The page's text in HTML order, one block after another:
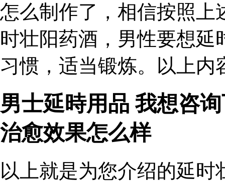
怎么制作了，相信按照上
时壮阳药酒，男性要想
习惯，适当锻炼。以上内
男士延時用品 我想咨
治愈效果怎么样
以上就是为您介绍的延